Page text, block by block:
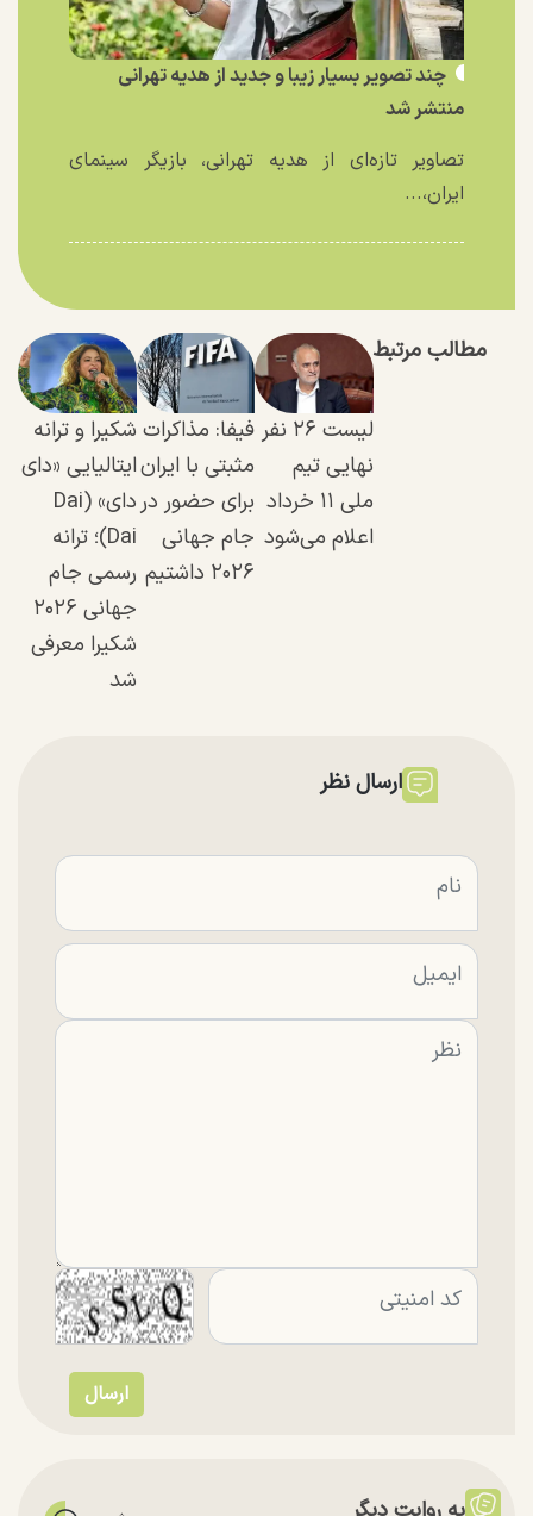
چند تصویر بسیار زیبا و جدید از هدیه تهرانی
منتشر شد
تصاویر تازه‌ای از هدیه تهرانی، بازیگر سینمای
ایران،...
مطالب مرتبط
لیست ۲۶ نفر
نهایی تیم
ملی ۱۱ خرداد
اعلام می‌شود
فیفا: مذاکرات
مثبتی با ایران
برای حضور در
جام جهانی
۲۰۲۶ داشتیم
شکیرا و ترانه
ایتالیایی «دای
دای» (Dai
Dai)؛ ترانه
رسمی جام
جهانی ۲۰۲۶
شکیرا معرفی
شد
ارسال نظر